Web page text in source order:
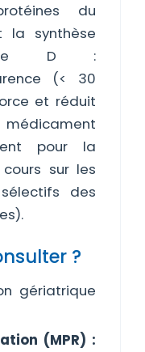
du
la synthèse
D :
(< 30
et réduit
pour la
sur les
des
?
gériatrique
(MPR) :